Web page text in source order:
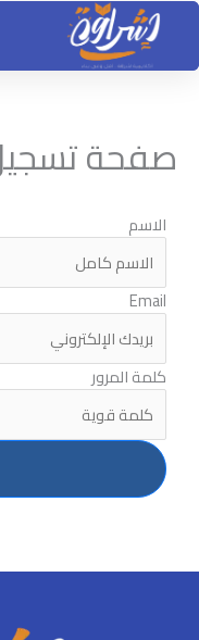
تخطي
المحتوى
صفحة
الاسم
Email
كلمة المرور